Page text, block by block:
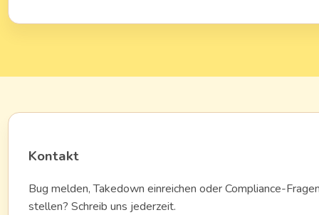
Kontakt
Bug melden, Takedown einreichen oder Compliance-
stellen? Schreib uns jederzeit.